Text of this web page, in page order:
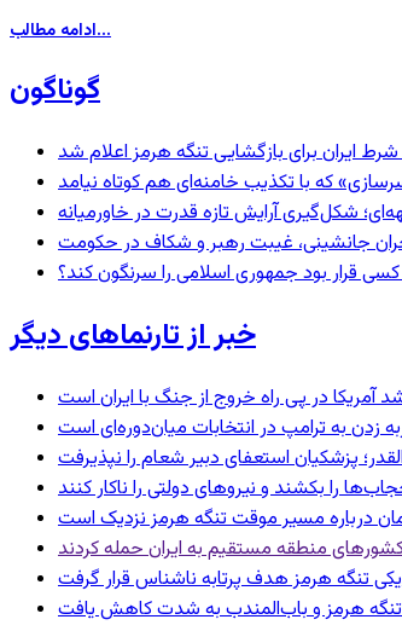
ادامه مطالب...
گوناگون
که با تکذیب خامنه‌ای هم کوتاه نیامد
شکل‌گیری آرایش تازه قدرت در خاورمیانه
جانشینی، غیبت رهبر و شکاف در حکومت
قرار بود جمهوری اسلامی را سرنگون کند؟
خبر از تارنماهای دیگر
در پی راه خروج از جنگ با ایران است
زدن به ترامپ در انتخابات میان‌دوره‌ای است
پزشکیان استعفای دبیر شعام را نپذیرفت
درباره مسیر موقت تنگه هرمز نزدیک است
منطقه مستقیم به ایران حمله کردند
تنگه هرمز هدف پرتابه ناشناس قرار گرفت
تنگه هرمز و باب‌المندب به شدت کاهش یافت